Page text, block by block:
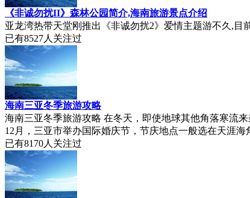
《非诚勿扰II》森林公园简介,海南旅游景点介绍
亚龙湾热带天堂刚推出《非诚勿扰2》爱情主题游不久,
已有8527人关注过
海南三亚冬季旅游攻略
海南三亚冬季旅游攻略 在冬天，即使地球其他角落寒流
12月，三亚市举办国际婚庆节，节庆地点一般选在天涯
已有8170人关注过